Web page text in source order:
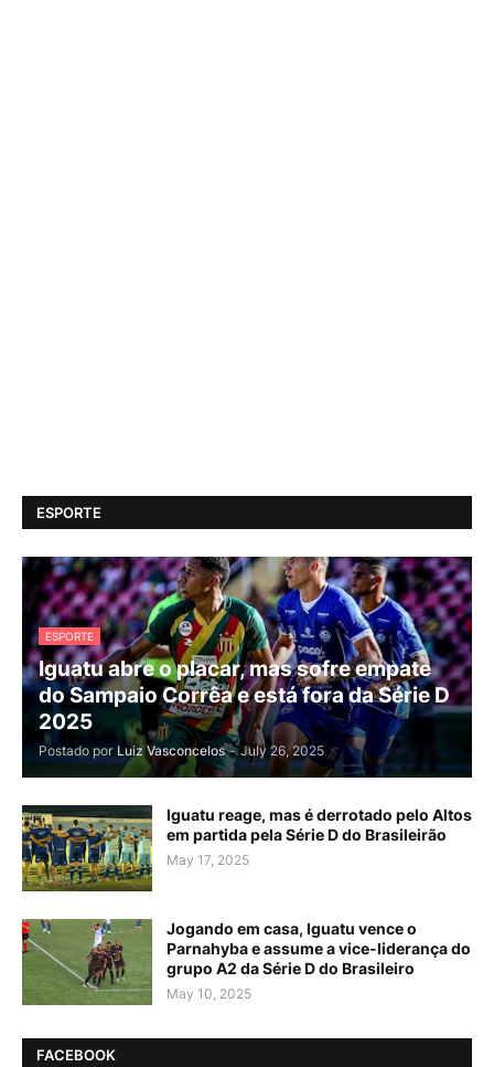
ESPORTE
ESPORTE
Iguatu abre o placar, mas sofre empate
do Sampaio Corrêa e está fora da Série D
2025
Postado por Luiz Vasconcelos - July 26, 2025
Iguatu reage, mas é derrotado pelo Altos
em partida pela Série D do Brasileirão
May 17, 2025
Jogando em casa, Iguatu vence o
Parnahyba e assume a vice-liderança do
grupo A2 da Série D do Brasileiro
May 10, 2025
FACEBOOK